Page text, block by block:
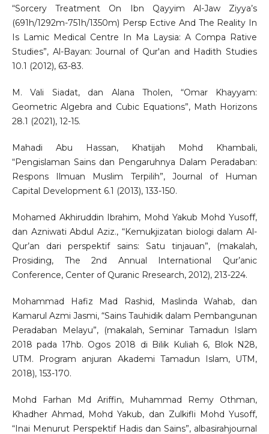
“Sorcery Treatment On Ibn Qayyim Al-Jaw Ziyya’s
(691h/1292m-751h/1350m) Persp Ective And The Reality In
Is Lamic Medical Centre In Ma Laysia: A Compa Rative
Studies”, Al-Bayan: Journal of Qur'an and Hadith Studies
10.1 (2012), 63-83.
M. Vali Siadat, dan Alana Tholen, “Omar Khayyam:
Geometric Algebra and Cubic Equations”, Math Horizons
28.1 (2021), 12-15.
Mahadi Abu Hassan, Khatijah Mohd Khambali,
“Pengislaman Sains dan Pengaruhnya Dalam Peradaban:
Respons Ilmuan Muslim Terpilih”, Journal of Human
Capital Development 6.1 (2013), 133-150.
Mohamed Akhiruddin Ibrahim, Mohd Yakub Mohd Yusoff,
dan Azniwati Abdul Aziz., “Kemukjizatan biologi dalam Al-
Qur’an dari perspektif sains: Satu tinjauan”, (makalah,
Prosiding, The 2nd Annual International Qur’anic
Conference, Center of Quranic Rresearch, 2012), 213-224.
Mohammad Hafiz Mad Rashid, Maslinda Wahab, dan
Kamarul Azmi Jasmi, “Sains Tauhidik dalam Pembangunan
Peradaban Melayu”, (makalah, Seminar Tamadun Islam
2018 pada 17hb. Ogos 2018 di Bilik Kuliah 6, Blok N28,
UTM. Program anjuran Akademi Tamadun Islam, UTM,
2018), 153-170.
Mohd Farhan Md Ariffin, Muhammad Remy Othman,
Khadher Ahmad, Mohd Yakub, dan Zulkifli Mohd Yusoff,
“Inai Menurut Perspektif Hadis dan Sains”, albasirahjournal